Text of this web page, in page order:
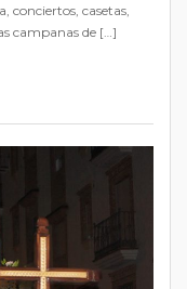
conciertos, casetas,
campanas de […]